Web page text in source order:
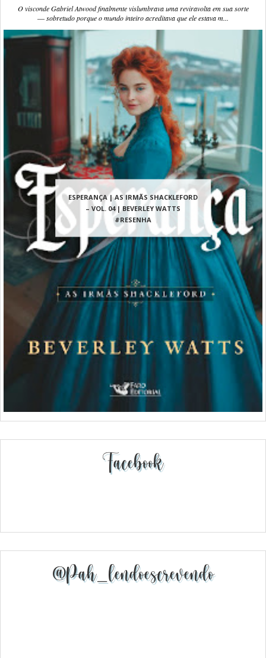
ESPERANÇA | AS IRMÃS SHACKLEFORD
– VOL. 04 | BEVERLEY WATTS
#RESENHA
O visconde Gabriel Atwood finalmente vislumbrava uma reviravolta em sua sorte
― sobretudo porque o mundo inteiro acreditava que ele estava m...
Facebook
@pah_lendoescrevendo